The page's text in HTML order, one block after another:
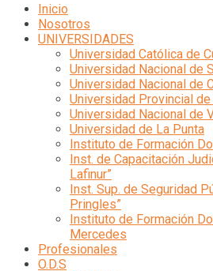
Inicio
Nosotros
UNIVERSIDADES
Universidad Católica de
Universidad Nacional de
Universidad Nacional de
Universidad Provincial
Universidad Nacional de
Universidad de La Punta
Instituto de Formación
Inst. de Capacitación
Lafinur”
Inst. Sup. de Seguridad
Pringles”
Instituto de Formación
Mercedes
Profesionales
O.D.S